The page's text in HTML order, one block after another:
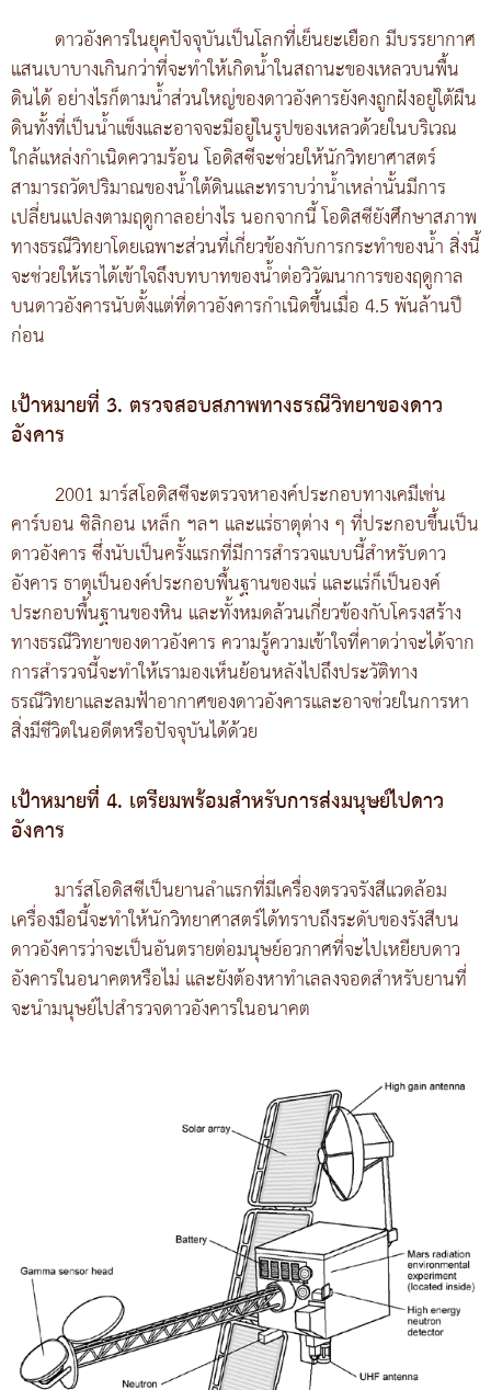
ดาวอังคารในยุคปัจจุบันเป็นโลกที่เย็นยะเยือก มีบรรยากาศ
แสนเบาบางเกินกว่าที่จะทำให้เกิดน้ำในสถานะของเหลวบนพื้น
ดินได้ อย่างไรก็ตามน้ำส่วนใหญ่ของดาวอังคารยังคงถูกฝังอยู่ใต้ผืน
ดินทั้งที่เป็นน้ำแข็งและอาจจะมีอยู่ในรูปของเหลวด้วยในบริเวณ
ใกล้แหล่งกำเนิดความร้อน โอดิสซีจะช่วยให้นักวิทยาศาสตร์
สามารถวัดปริมาณของน้ำใต้ดินและทราบว่าน้ำเหล่านั้นมีการ
เปลี่ยนแปลงตามฤดูกาลอย่างไร นอกจากนี้ โอดิสซียังศึกษาสภาพ
ทางธรณีวิทยาโดยเฉพาะส่วนที่เกี่ยวข้องกับการกระทำของน้ำ สิ่งนี้
จะช่วยให้เราได้เข้าใจถึงบทบาทของน้ำต่อวิวัฒนาการของฤดูกาล
บนดาวอังคารนับตั้งแต่ที่ดาวอังคารกำเนิดขึ้นเมื่อ 4.5 พันล้านปี
ก่อน
เป้าหมายที่ 3. ตรวจสอบสภาพทางธรณีวิทยาของดาว
อังคาร
2001 มาร์สโอดิสซีจะตรวจหาองค์ประกอบทางเคมีเช่น
คาร์บอน ซิลิกอน เหล็ก ฯลฯ และแร่ธาตุต่าง ๆ ที่ประกอบขึ้นเป็น
ดาวอังคาร ซึ่งนับเป็นครั้งแรกที่มีการสำรวจแบบนี้สำหรับดาว
อังคาร ธาตุเป็นองค์ประกอบพื้นฐานของแร่ และแร่ก็เป็นองค์
ประกอบพื้นฐานของหิน และทั้งหมดล้วนเกี่ยวข้องกับโครงสร้าง
ทางธรณีวิทยาของดาวอังคาร ความรู้ความเข้าใจที่คาดว่าจะได้จาก
การสำรวจนี้จะทำให้เรามองเห็นย้อนหลังไปถึงประวัติทาง
ธรณีวิทยาและลมฟ้าอากาศของดาวอังคารและอาจช่วยในการหา
สิ่งมีชีวิตในอดีตหรือปัจจุบันได้ด้วย
เป้าหมายที่ 4. เตรียมพร้อมสำหรับการส่งมนุษย์ไปดาว
อังคาร
มาร์สโอดิสซีเป็นยานลำแรกที่มีเครื่องตรวจรังสีแวดล้อม
เครื่องมือนี้จะทำให้นักวิทยาศาสตร์ได้ทราบถึงระดับของรังสีบน
ดาวอังคารว่าจะเป็นอันตรายต่อมนุษย์อวกาศที่จะไปเหยียบดาว
อังคารในอนาคตหรือไม่ และยังต้องหาทำเลลงจอดสำหรับยานที่
จะนำมนุษย์ไปสำรวจดาวอังคารในอนาคต